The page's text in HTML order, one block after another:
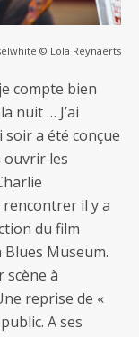
© Lola Reynaerts
compte bien
nuit … J’ai
soir a été conçue
ouvrir les
rencontrer il y a
du film
Blues Museum.
scène à
reprise de «
A ses